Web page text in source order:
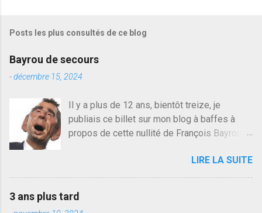
t
e
r
u
m
m
e
n
r
e
Posts les plus consultés de ce blog
Bayrou de secours
-décembre 15, 2024
Il y a plus de 12 ans, bientôt treize, je
publiais ce billet sur mon blog à baffes à
propos de cette nullité de François Bayrou. Il
quelqu'un, je ne parle pas des couples mais
des amis ou des valeurs dans lesquels on
croit. François Bayrou est en passe de
devenir le traite d'une partie de son électorat
LIRE LA SUITE
3 ans plus tard